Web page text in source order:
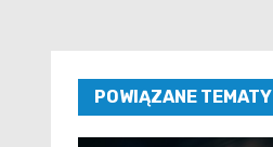
POWIĄZANE TEMATY